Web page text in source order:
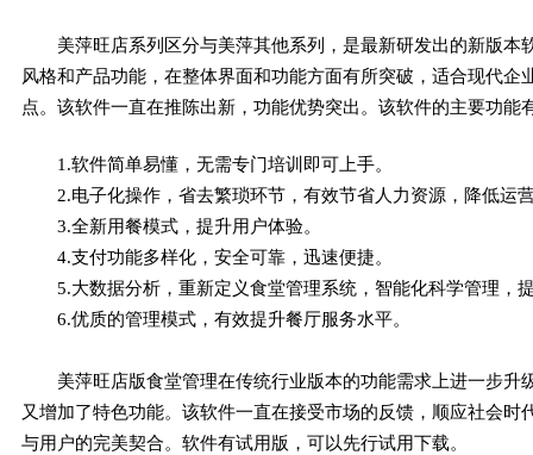
美萍旺店系列区分与美萍其他系列，是最新研发出的新版
风格和产品功能，在整体界面和功能方面有所突破，适合现代
点。该软件一直在推陈出新，功能优势突出。该软件的主要功能
1.软件简单易懂，无需专门培训即可上手。
2.电子化操作，省去繁琐环节，有效节省人力资源，降低运
3.全新用餐模式，提升用户体验。
4.支付功能多样化，安全可靠，迅速便捷。
5.大数据分析，重新定义食堂管理系统，智能化科学管理，
6.优质的管理模式，有效提升餐厅服务水平。
美萍旺店版食堂管理在传统行业版本的功能需求上进一步
又增加了特色功能。该软件一直在接受市场的反馈，顺应社会
与用户的完美契合。软件有试用版，可以先行试用下载。